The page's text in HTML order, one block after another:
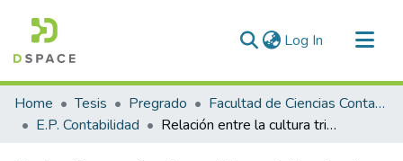
Log In (current)
Communities & Collections
All of DSpace
Home Tesis Pregrado
Facultad de Ciencias Contables y Financieras
E.P. Contabilidad
Relación entre la cultura tributaria y su relevancia en la recaudación del impuesto predial en la Municipalidad Distrital de Salcedo - Puno, 2023